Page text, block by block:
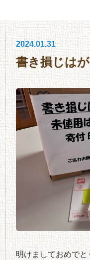
2024.01.31
書き損じは
明けましておめで